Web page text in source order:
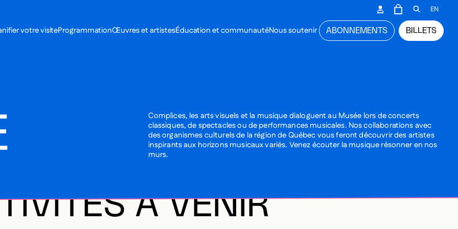
MENU PRINCIPAL
votre visiteProgrammationŒuvres et artistesÉducation et communautéNous soutenir BILLETS
ABONNEMENTS
SECONDAIRE
PANIEROUVRIR
EN
Complices, les arts visuels et la musique dialoguent au Musée lors de concerts
classiques, de spectacles ou de performances musicales. Nos collaborations avec
des organismes culturels de la région de Québec vous feront découvrir des artistes
inspirants aux horizons musicaux variés. Venez écouter la musique résonner en nos
murs.
À VENIR